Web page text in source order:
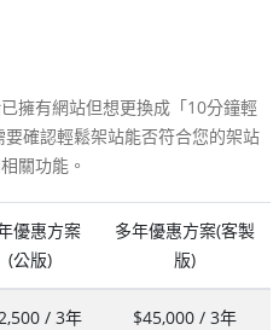
擁有網站但想更換成「10分鐘輕
確認輕鬆架站能否符合您的架站
關功能。
優惠方案
(公版)
多年優惠方案(客製
版)
/ 3年 $45,000 / 3年